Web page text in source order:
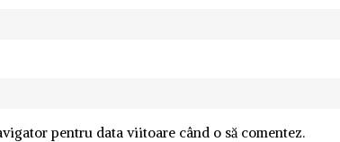
pentru data viitoare când o să comentez.